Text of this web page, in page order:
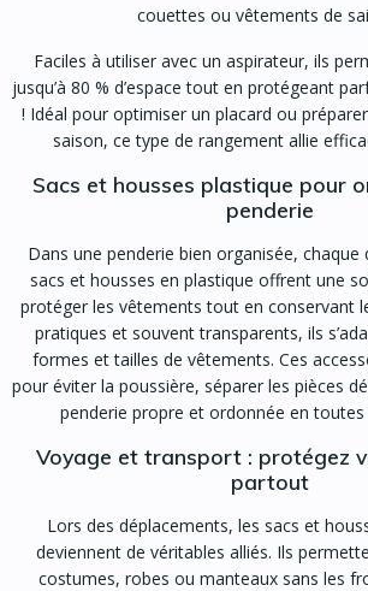
couettes ou vêtements de
Faciles à utiliser avec un aspirateur, ils
jusqu’à 80 % d’espace tout en protégeant
! Idéal pour optimiser un placard ou
saison, ce type de rangement allie
Sacs et housses plastique pour
penderie
Dans une penderie bien organisée, chaque
sacs et housses en plastique offrent une
protéger les vêtements tout en conservant
pratiques et souvent transparents, ils
formes et tailles de vêtements. Ces
pour éviter la poussière, séparer les pièces
penderie propre et ordonnée en toutes
Voyage et transport : protégez
partout
Lors des déplacements, les sacs et
deviennent de véritables alliés. Ils
costumes, robes ou manteaux sans les